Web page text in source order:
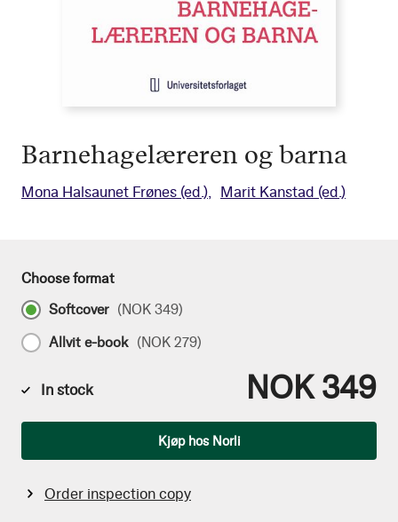
Barnehagelæreren og barna
Mona Halsaunet Frønes (ed.) Marit Kanstad (ed.)
Choose format
Softcover (NOK 349)
Allvit e-book (NOK 279)
In stock NOK 349
Kjøp hos Norli
Order inspection copy